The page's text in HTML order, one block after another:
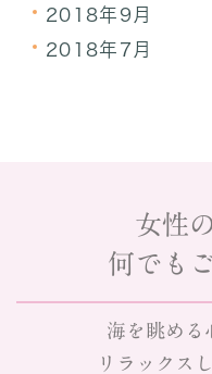
2018年9月
2018年7月
女性
何でも
海を眺める
リラックス